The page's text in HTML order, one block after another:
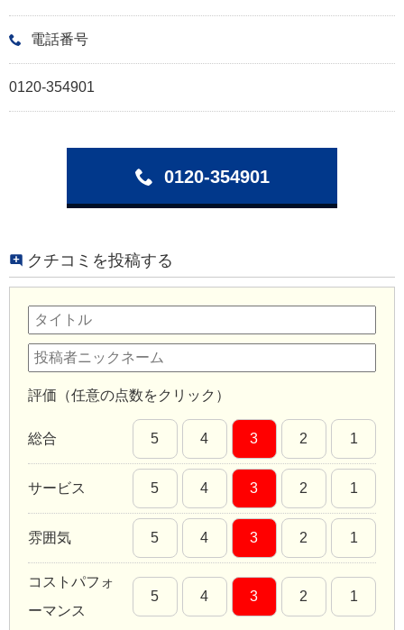
電話番号
0120-354901
0120-354901
クチコミを投稿する
評価（任意の点数をクリック）
総合 5 4 3 2 1
サービス 5 4 3 2 1
雰囲気 5 4 3 2 1
コストパフォ
ーマンス
5 4 3 2 1